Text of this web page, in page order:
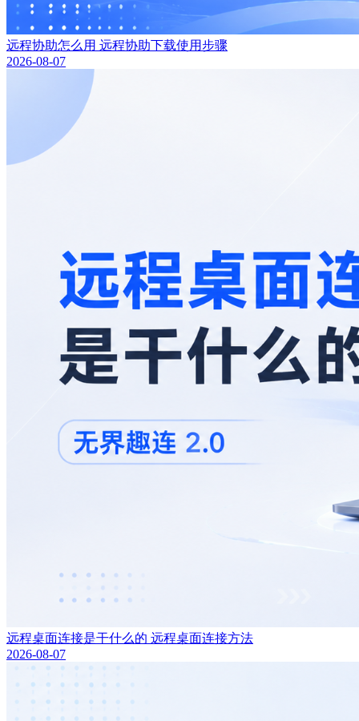
远程协助怎么用 远程协助下载使用步骤
2026-08-07
远程桌面连接是干什么的 远程桌面连接方法
2026-08-07